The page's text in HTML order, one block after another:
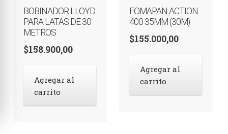
BOBINADOR LLOYD
PARA LATAS DE 30
METROS
$158.900,00
Agregar al
carrito
FOMAPAN ACTION
400 35MM (30M)
$155.000,00
Agregar al
carrito